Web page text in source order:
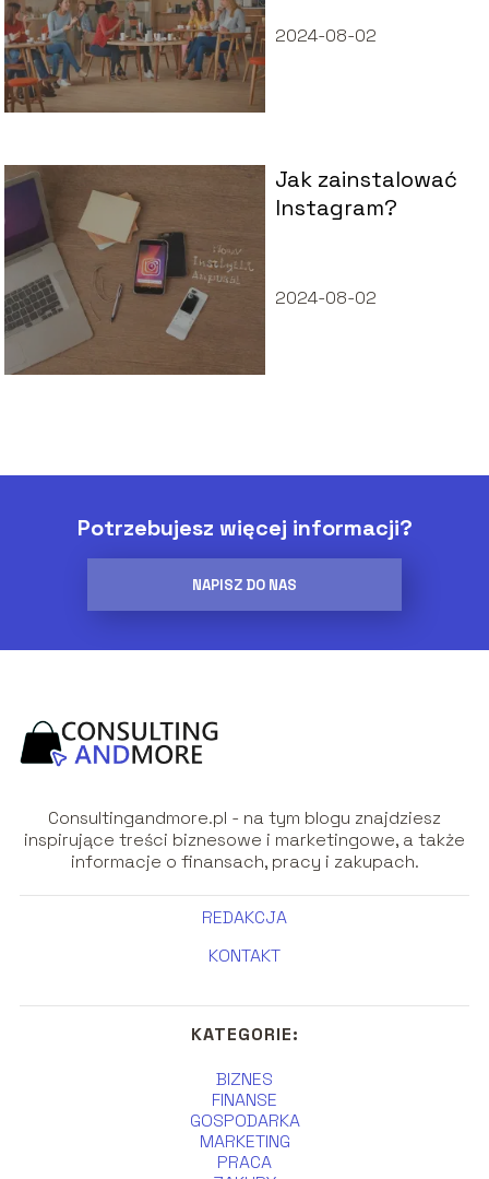
2024-08-02
Jak zainstalować
Instagram?
2024-08-02
Potrzebujesz więcej informacji?
NAPISZ DO NAS
Consultingandmore.pl - na tym blogu znajdziesz
inspirujące treści biznesowe i marketingowe, a także
informacje o finansach, pracy i zakupach.
REDAKCJA
KONTAKT
KATEGORIE:
BIZNES
FINANSE
GOSPODARKA
MARKETING
PRACA